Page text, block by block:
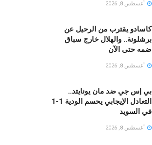
أغسطس 8, 2026
كاسادو يقترب من الرحيل عن
برشلونة.. والهلال خارج سباق
ضمه حتى الآن
أغسطس 8, 2026
بي إس جي ضد مان يونايتد..
التعادل الإيجابي يحسم الودية 1-1
في السويد
أغسطس 8, 2026